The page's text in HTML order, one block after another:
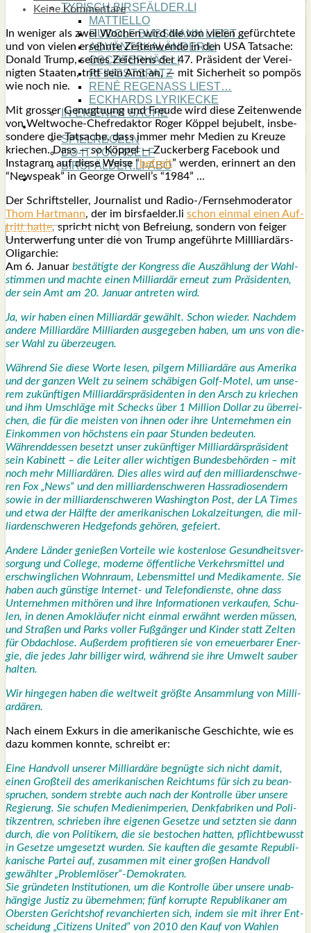
TYPISCH BIRSFÄLDER.LI
MATTIELLO
RUDOLF BUSS­MANN LIEST…
ADVÄNTSKALÄNDER.LI
OSCHTERHÄS.LI
PFINGST­SPATZ
RENÉ REGEN­ASS LIEST…
ECK­HARDS LYRIK­ECKE
IN EIGE­NER SACHE
SO GOOT’S
SPIEL­RE­GELN
DO-IT-YOUR­S­ELF
BIRSFÄLDER.LI-ABO
SHOUT­BOX
Keine Kommentare
In weni­ger als zwei Wochen wird die von vie­len gefürch­te­te
und von vie­len ersehn­te Zei­ten­wen­de in den USA Tat­sa­che:
Donald Trump, sei­nes Zei­chens der 47. Prä­si­dent der Ver­ei­
nig­ten Staa­ten, tritt sein Amt an, — mit Sicher­heit so pom­pös
wie noch nie.
Mit gros­ser Genug­tu­ung und Freu­de wird die­se Zei­ten­wen­de
von Welt­wo­che-Chef­re­dak­tor Roger Köp­pel beju­belt, ins­be­
son­de­re die Tat­sa­che, dass immer mehr Medi­en zu Kreu­ze
krie­chen. Dass — so Köp­pel — Zucker­berg Face­book und
Insta­gram auf die­se Wei­se “befreit” wer­den, erin­nert an den
“News­peak” in Geor­ge Orwell’s “1984” …
Der Schrift­stel­ler, Jour­na­list und Radio-/Fern­seh­mo­de­ra­tor
Thom Hart­mann, der im birsfaelder.li schon ein­mal einen Auf­
tritt hat­te, spricht nicht von Befrei­ung, son­dern von fei­ger
Unter­wer­fung unter die von Trump ange­führ­te Mill­li­ar­därs-
Olig­ar­chie:
Am 6. Janu­ar bestä­tig­te der Kon­gress die Aus­zäh­lung der Wahl­
stim­men und mach­te einen Mil­li­ar­där erneut zum Prä­si­den­ten,
der sein Amt am 20. Janu­ar antre­ten wird.
Ja, wir haben einen Mil­li­ar­där gewählt. Schon wie­der. Nach­dem
ande­re Mil­li­ar­dä­re Mil­li­ar­den aus­ge­ge­ben haben, um uns von die­
ser Wahl zu über­zeu­gen.
Wäh­rend Sie die­se Wor­te lesen, pil­gern Mil­li­ar­dä­re aus Ame­ri­ka
und der gan­zen Welt zu sei­nem schä­bi­gen Golf-Motel, um unse­
rem zukünf­ti­gen Mil­li­ar­därs­prä­si­den­ten in den Arsch zu krie­chen
und ihm Umschlä­ge mit Schecks über 1 Mil­li­on Dol­lar zu über­rei­
chen, die für die meis­ten von ihnen oder ihre Unter­neh­men ein
Ein­kom­men von höchs­tens ein paar Stun­den bedeu­ten.
Wäh­rend­des­sen besetzt unser zukünf­ti­ger Mil­li­ar­därs­prä­si­dent
sein Kabi­nett – die Lei­ter aller wich­ti­gen Bun­des­be­hör­den – mit
noch mehr Mil­li­ar­dä­ren. Dies alles wird auf den mil­li­ar­den­schwe­
ren Fox „News“ und den mil­li­ar­den­schwe­ren Hass­ra­dio­sen­dern
sowie in der mil­li­ar­den­schwe­ren Washing­ton Post, der LA Times
und etwa der Hälf­te der ame­ri­ka­ni­schen Lokal­zei­tun­gen, die mil­
li­ar­den­schwe­ren Hedge­fonds gehö­ren, gefei­ert.
Ande­re Län­der genie­ßen Vor­tei­le wie kos­ten­lo­se Gesund­heits­ver­
sor­gung und Col­lege, moder­ne öffent­li­che Ver­kehrs­mit­tel und
erschwing­li­chen Wohn­raum, Lebens­mit­tel und Medi­ka­men­te. Sie
haben auch güns­ti­ge Inter­net- und Tele­fon­diens­te, ohne dass
Unter­neh­men mit­hö­ren und ihre Infor­ma­tio­nen ver­kau­fen, Schu­
len, in denen Amok­läu­fer nicht ein­mal erwähnt wer­den müs­sen,
und Stra­ßen und Parks vol­ler Fuß­gän­ger und Kin­der statt Zel­ten
für Obdach­lo­se. Außer­dem pro­fi­tie­ren sie von erneu­er­ba­rer Ener­
gie, die jedes Jahr bil­li­ger wird, wäh­rend sie ihre Umwelt sau­ber
hal­ten.
Wir hin­ge­gen haben die welt­weit größ­te Ansamm­lung von Mil­li­
ar­dä­ren.
Nach einem Exkurs in die ame­ri­ka­ni­sche Geschich­te, wie es
dazu kom­men konn­te, schreibt er:
Eine Hand­voll unse­rer Mil­li­ar­dä­re begnüg­te sich nicht damit,
einen Groß­teil des ame­ri­ka­ni­schen Reich­tums für sich zu bean­
spru­chen, son­dern streb­te auch nach der Kon­trol­le über unse­re
Regie­rung. Sie schu­fen Medi­en­im­pe­ri­en, Denk­fa­bri­ken und Poli­
tik­zen­tren, schrie­ben ihre eige­nen Geset­ze und setz­ten sie dann
durch, die von Poli­ti­kern, die sie besto­chen hat­ten, pflicht­be­wusst
in Geset­ze umge­setzt wur­den. Sie kauf­ten die gesam­te Repu­bli­
ka­ni­sche Par­tei auf, zusam­men mit einer gro­ßen Hand­voll
gewähl­ter „Problemlöser“-Demokraten.
Sie grün­de­ten Insti­tu­tio­nen, um die Kon­trol­le über unse­re unab­
hän­gi­ge Jus­tiz zu über­neh­men; fünf kor­rup­te Repu­bli­ka­ner am
Obers­ten Gerichts­hof revan­chier­ten sich, indem sie mit ihrer Ent­
schei­dung „Citi­zens United“ von 2010 den Kauf von Wah­len